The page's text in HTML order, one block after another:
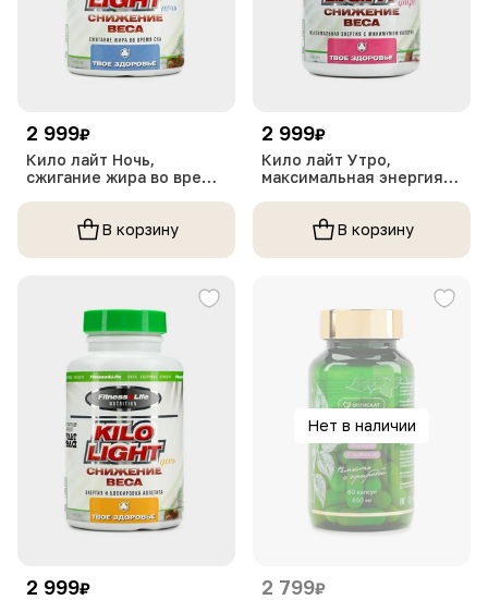
2 999₽
Кило лайт Ночь,
сжигание жира во время
В корзину
2 999₽
Кило лайт Утро,
максимальная энергия с
В корзину
2 999₽
Нет в наличии
2 799₽